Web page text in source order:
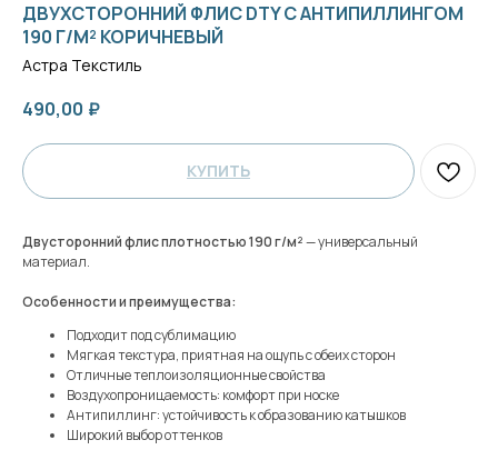
ДВУХСТОРОННИЙ ФЛИС DTY С АНТИПИЛЛИНГОМ
190 Г/М² КОРИЧНЕВЫЙ
Астра Текстиль
490,00 ₽
КУПИТЬ
Двусторонний флис плотностью 190 г/м²— универсальный
материал.
Особенности и преимущества:
Подходит под сублимацию
Мягкая текстура, приятная на ощупь с обеих сторон
Отличные теплоизоляционные свойства
Воздухопроницаемость: комфорт при носке
Антипиллинг: устойчивость к образованию катышков
Широкий выбор оттенков